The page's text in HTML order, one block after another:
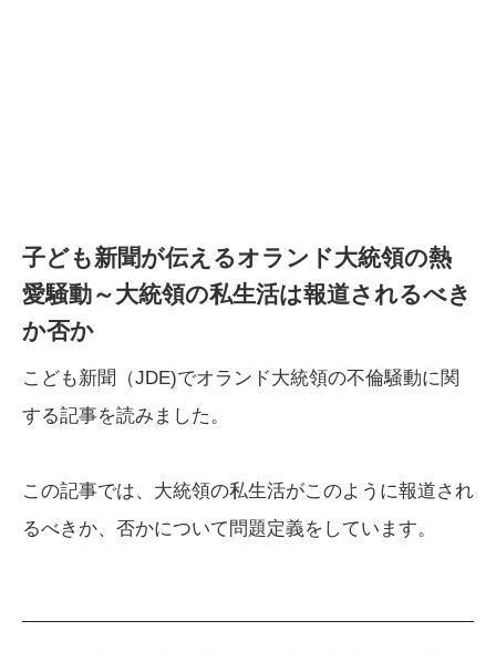
子ども新聞が伝えるオランド大統領の熱
愛騒動～大統領の私生活は報道されるべき
か否か
こども新聞（JDE)でオランド大統領の不倫騒動に関
する記事を読みました。
この記事では、大統領の私生活がこのように報道され
るべきか、否かについて問題定義をしています。